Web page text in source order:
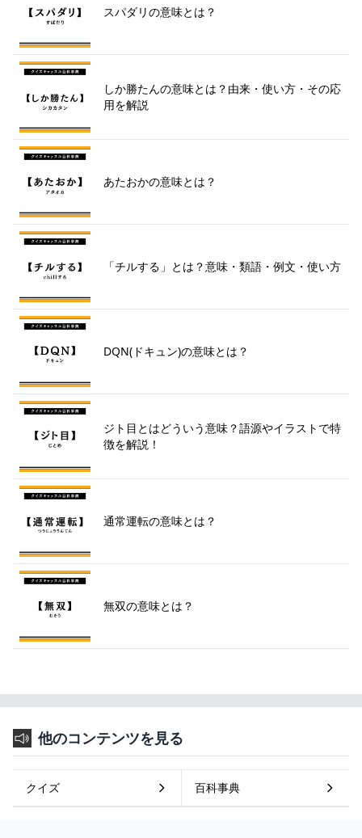
スパダリの意味とは？
しか勝たんの意味とは？由来・使い方・その応
用を解説
あたおかの意味とは？
「チルする」とは？意味・類語・例文・使い方
DQN(ドキュン)の意味とは？
ジト目とはどういう意味？語源やイラストで特
徴を解説！
通常運転の意味とは？
無双の意味とは？
他のコンテンツを見る
クイズ 百科事典